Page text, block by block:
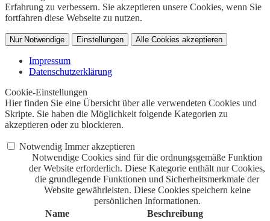
Erfahrung zu verbessern. Sie akzeptieren unsere Cookies, wenn Sie
fortfahren diese Webseite zu nutzen.
Nur Notwendige Einstellungen Alle Cookies akzeptieren
Impressum
Datenschutzerklärung
Cookie-Einstellungen
Hier finden Sie eine Übersicht über alle verwendeten Cookies und
Skripte. Sie haben die Möglichkeit folgende Kategorien zu
akzeptieren oder zu blockieren.
Notwendig Immer akzeptieren
Notwendige Cookies sind für die ordnungsgemäße Funktion
der Website erforderlich. Diese Kategorie enthält nur Cookies,
die grundlegende Funktionen und Sicherheitsmerkmale der
Website gewährleisten. Diese Cookies speichern keine
persönlichen Informationen.
Name
Beschreibung